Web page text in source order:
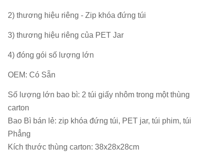
nhân
khoảng 400
2) thương hiệu riêng - Zip khóa đứng túi
3) thương hiệu riêng của PET Jar
4) đóng gói số lượng lớn
OEM: Có Sẵn
Số lượng lớn bao bì: 2 túi giấy nhôm trong một thùng
carton
Bao Bì bán lẻ: zip khóa đứng túi, PET jar, túi phim, túi
Phẳng
Kích thước thùng carton: 38x28x28cm